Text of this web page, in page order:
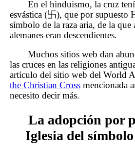
En el hinduismo, la cruz
esvástica (卐), que por supuesto
símbolo de la raza aria, de la que
alemanes eran descendientes.
Muchos sitios web dan
las cruces en las religiones
artículo del sitio web del World
the Christian Cross mencionada
necesito decir más.
La adopción por
Iglesia del